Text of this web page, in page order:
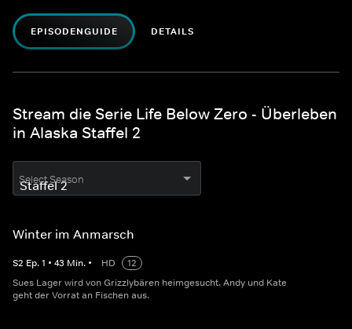
EPISODENGUIDE DETAILS
Stream die Serie Life Below Zero - Überleben
in Alaska Staffel 2
Select Season
Winter im Anmarsch
S2 Ep.1 • 43 Min. • HD
12
Sues Lager wird von Grizzlybären heimgesucht. Andy und Kate
geht der Vorrat an Fischen aus.